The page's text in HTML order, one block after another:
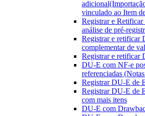
vinculado ao Item
Registrar e
análise de pré-
Registrar e retificar
complementar de
Registrar e retificar
DU-E com NF-e
referenciadas
Registrar DU-E de
Registrar DU-E de
com mais itens
DU-E com